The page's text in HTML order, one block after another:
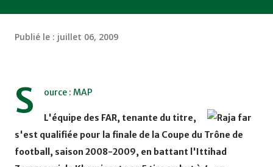
Publié le : juillet 06, 2009
S ource : MAP
L'équipe des FAR, tenante du titre,
s'est qualifiée pour la finale de la Coupe du Trône de
football, saison 2008-2009, en battant l'Ittihad